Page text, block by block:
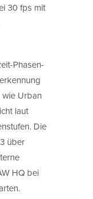
30 fps mit
Phasen-
Urban
laut
Die
über
HQ bei